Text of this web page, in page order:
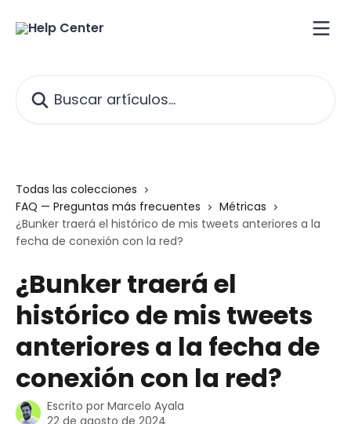
Todas las colecciones
FAQ — Preguntas más frecuentes
Métricas
¿Bunker traerá el histórico de mis tweets anteriores a la
fecha de conexión con la red?
¿Bunker traerá el
histórico de mis tweets
anteriores a la fecha de
conexión con la red?
Escrito por Marcelo Ayala
22 de agosto de 2024